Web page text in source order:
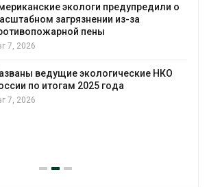
уборку контейнерных площадок
Авг 7, 2026
Панамский канал вновь ограничивает
воды
Авг 6, 2026